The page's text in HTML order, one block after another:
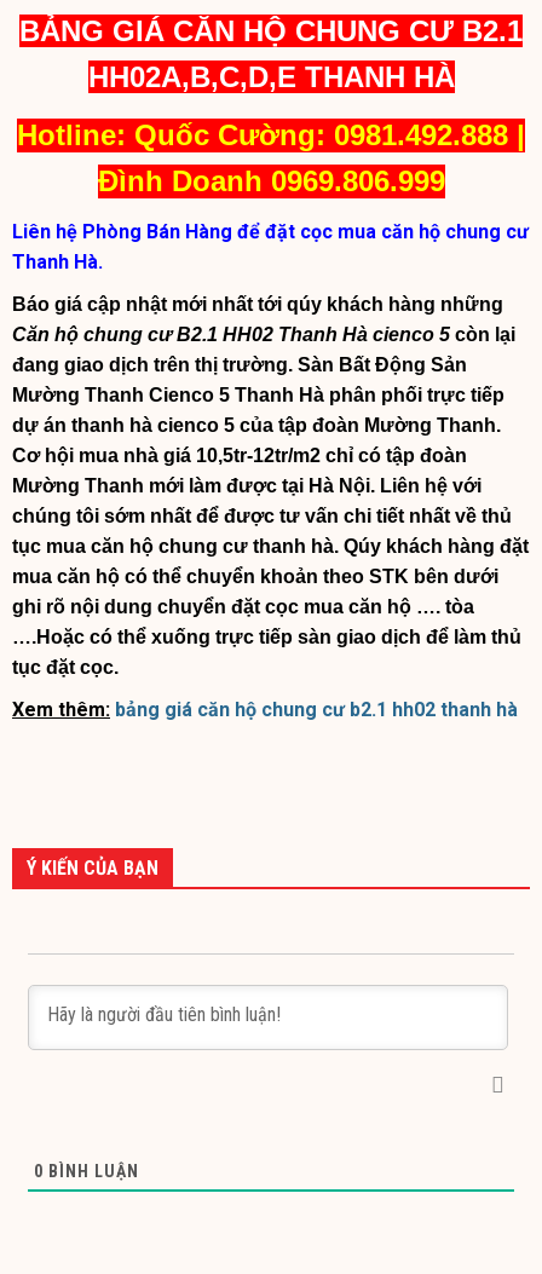
BẢNG GIÁ CĂN HỘ CHUNG CƯ B2.1
HH02A,B,C,D,E THANH HÀ
Hotline: Quốc Cường: 0981.492.888 |
Đình Doanh 0969.806.999
Liên hệ Phòng Bán Hàng để đặt cọc mua căn hộ chung cư
Thanh Hà.
Báo giá cập nhật mới nhất tới qúy khách hàng những
Căn hộ chung cư B2.1 HH02 Thanh Hà cienco 5 còn lại
đang giao dịch trên thị trường. Sàn Bất Động Sản
Mường Thanh Cienco 5 Thanh Hà phân phối trực tiếp
dự án thanh hà cienco 5 của tập đoàn Mường Thanh.
Cơ hội mua nhà giá 10,5tr-12tr/m2 chỉ có tập đoàn
Mường Thanh mới làm được tại Hà Nội. Liên hệ với
chúng tôi sớm nhất để được tư vấn chi tiết nhất về thủ
tục mua căn hộ chung cư thanh hà. Qúy khách hàng đặt
mua căn hộ có thể chuyển khoản theo STK bên dưới
ghi rõ nội dung chuyển đặt cọc mua căn hộ …. tòa
….Hoặc có thể xuống trực tiếp sàn giao dịch để làm thủ
tục đặt cọc.
Xem thêm: bảng giá căn hộ chung cư b2.1 hh02 thanh hà
Ý KIẾN CỦA BẠN
0 BÌNH LUẬN